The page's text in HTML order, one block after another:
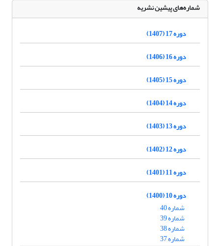
شماره‌های پیشین نشریه
دوره 17 (1407)
دوره 16 (1406)
دوره 15 (1405)
دوره 14 (1404)
دوره 13 (1403)
دوره 12 (1402)
دوره 11 (1401)
دوره 10 (1400)
شماره 40
شماره 39
شماره 38
شماره 37